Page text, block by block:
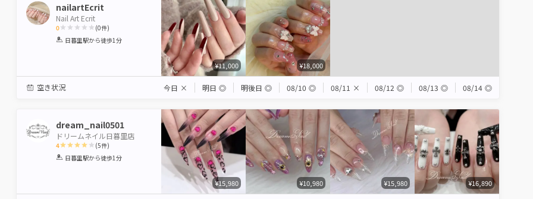
nailartEcrit
Nail Art Ecrit
0
1 2 3 4 5
(0件)
日暮里駅から徒歩1分
¥11,000 ¥18,000
空き状況 今日 × 明日 ◎ 明後日 ◎ 08/10 ◎ 08/11 × 08/12 ◎ 08/13 ◎ 08/14 ◎
dream_nail0501
ドリームネイル日暮里店
4
1 2 3 4 5
(5件)
日暮里駅から徒歩1分
¥15,980 ¥10,980 ¥15,980 ¥16,890